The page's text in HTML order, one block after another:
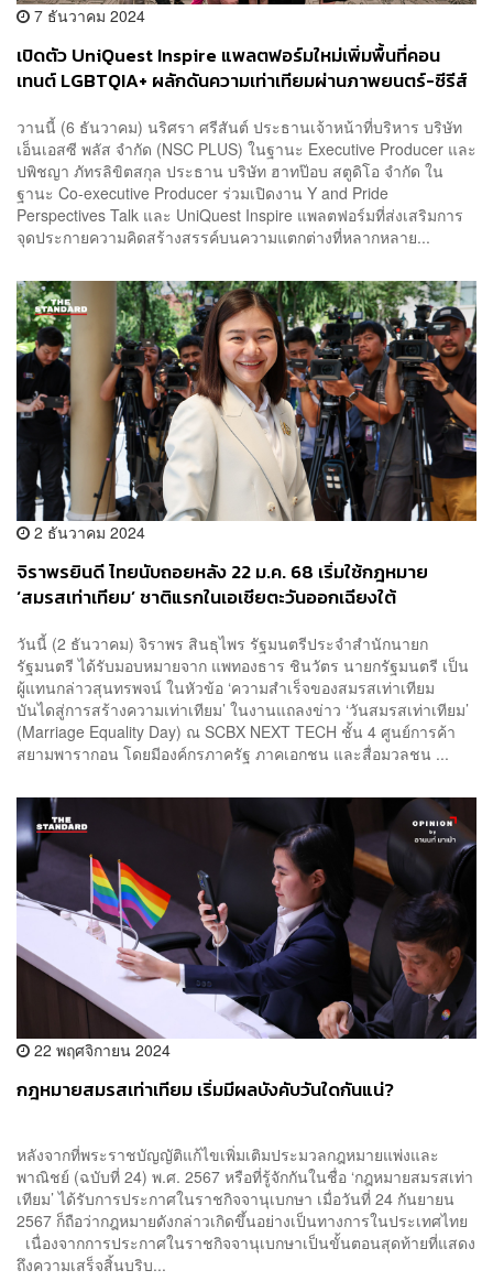
7 ธันวาคม 2024
เปิดตัว UniQuest Inspire แพลตฟอร์มใหม่เพิ่มพื้นที่คอน
เทนต์ LGBTQIA+ ผลักดันความเท่าเทียมผ่านภาพยนตร์-ซีรีส์
วานนี้ (6 ธันวาคม) นริศรา ศรีสันต์ ประธานเจ้าหน้าที่บริหาร บริษัท
เอ็นเอสซี พลัส จำกัด (NSC PLUS) ในฐานะ Executive Producer และ
ปพิชญา ภัทรลิขิตสกุล ประธาน บริษัท ฮาทป๊อบ สตูดิโอ จำกัด ใน
ฐานะ Co-executive Producer ร่วมเปิดงาน Y and Pride
Perspectives Talk และ UniQuest Inspire แพลตฟอร์มที่ส่งเสริมการ
จุดประกายความคิดสร้างสรรค์บนความแตกต่างที่หลากหลาย...
2 ธันวาคม 2024
จิราพรยินดี ไทยนับถอยหลัง 22 ม.ค. 68 เริ่มใช้กฎหมาย
‘สมรสเท่าเทียม’ ชาติแรกในเอเชียตะวันออกเฉียงใต้
วันนี้ (2 ธันวาคม) จิราพร สินธุไพร รัฐมนตรีประจำสำนักนายก
รัฐมนตรี ได้รับมอบหมายจาก แพทองธาร ชินวัตร นายกรัฐมนตรี เป็น
ผู้แทนกล่าวสุนทรพจน์ ในหัวข้อ ‘ความสำเร็จของสมรสเท่าเทียม
บันไดสู่การสร้างความเท่าเทียม’ ในงานแถลงข่าว ‘วันสมรสเท่าเทียม’
(Marriage Equality Day) ณ SCBX NEXT TECH ชั้น 4 ศูนย์การค้า
สยามพารากอน โดยมีองค์กรภาครัฐ ภาคเอกชน และสื่อมวลชน ...
22 พฤศจิกายน 2024
กฎหมายสมรสเท่าเทียม เริ่มมีผลบังคับวันใดกันแน่?
​หลังจากที่พระราชบัญญัติแก้ไขเพิ่มเติมประมวลกฎหมายแพ่งและ
พาณิชย์ (ฉบับที่ 24) พ.ศ. 2567 หรือที่รู้จักกันในชื่อ ‘กฎหมายสมรสเท่า
เทียม’ ได้รับการประกาศในราชกิจจานุเบกษา เมื่อวันที่ 24 กันยายน
2567 ก็ถือว่ากฎหมายดังกล่าวเกิดขึ้นอย่างเป็นทางการในประเทศไทย
เนื่องจากการประกาศในราชกิจจานุเบกษาเป็นขั้นตอนสุดท้ายที่แสดง
ถึงความเสร็จสิ้นบริบ...